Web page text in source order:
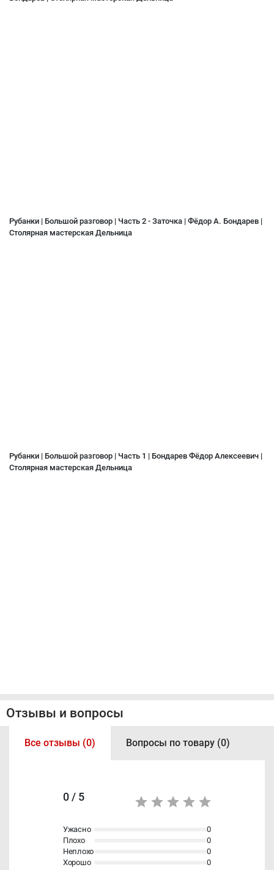
Рубанки | Большой разговор | Часть 2 - Заточка | Фёдор А. Бондарев |
Столярная мастерская Дельница
Рубанки | Большой разговор | Часть 1 | Бондарев Фёдор Алексеевич |
Столярная мастерская Дельница
Отзывы и вопросы
Все отзывы (0) Вопросы по товару (0)
0 / 5
Ужасно
0
Плохо
0
Неплохо
0
Хорошо
0